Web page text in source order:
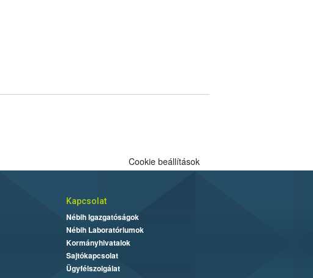
Cookie beállítások
Kapcsolat
Nébih Igazgatóságok
Nébih Laboratóriumok
Kormányhivatalok
Sajtókapcsolat
Ügyfélszolgálat